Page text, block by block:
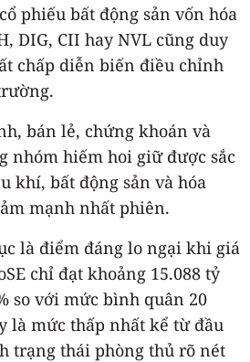
phiếu bất động sản vốn hóa
DIG, CII hay NVL cũng duy
chấp diễn biến điều chỉnh
bán lẻ, chứng khoán và
nhóm hiếm hoi giữ được sắc
khí, bất động sản và hóa
mạnh nhất phiên.
là điểm đáng lo ngại khi giá
chỉ đạt khoảng 15.088 tỷ
so với mức bình quân 20
là mức thấp nhất kể từ đầu
trạng thái phòng thủ rõ nét